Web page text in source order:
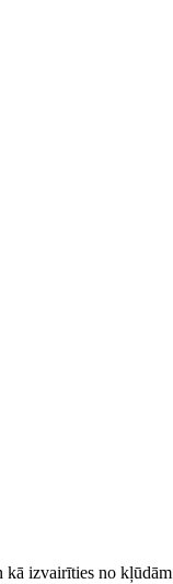
kā izvairīties no kļūdām